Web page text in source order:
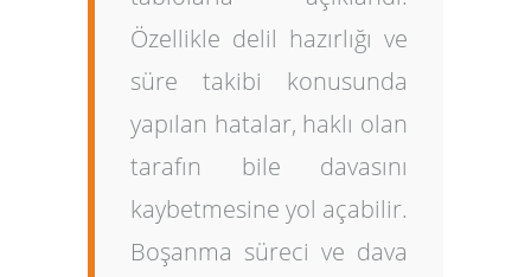
Özellikle delil hazırlığı ve
süre takibi konusunda
yapılan hatalar, haklı olan
tarafın bile davasını
kaybetmesine yol açabilir.
Boşanma süreci ve dava